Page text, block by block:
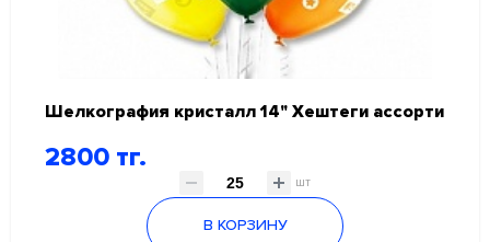
Шелкография кристалл 14" Хештеги ассорти
2800 тг.
шт
В КОРЗИНУ